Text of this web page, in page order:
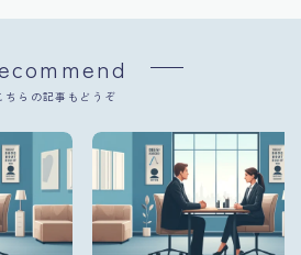
ちらの記事もどうぞ